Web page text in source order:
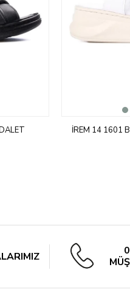
İREM 14 1601